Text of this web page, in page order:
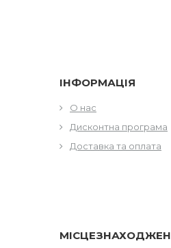
ІНФОРМАЦІЯ
О нас
Дисконтна програма
Доставка та оплата